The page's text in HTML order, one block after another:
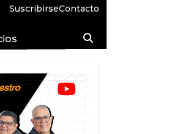
SuscribirseContacto